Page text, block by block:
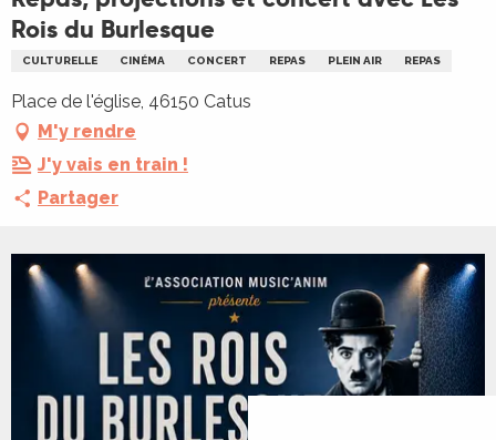
Rois du Burlesque
CULTURELLE CINÉMA CONCERT REPAS PLEIN AIR REPAS
Place de l'église, 46150 Catus
M'y rendre
J'y vais en train !
Partager